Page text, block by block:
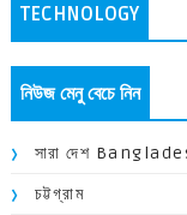
TECHNOLOGY
নিউজ মেনু বেচে নিন
সারা দেশ
চট্টগ্রাম